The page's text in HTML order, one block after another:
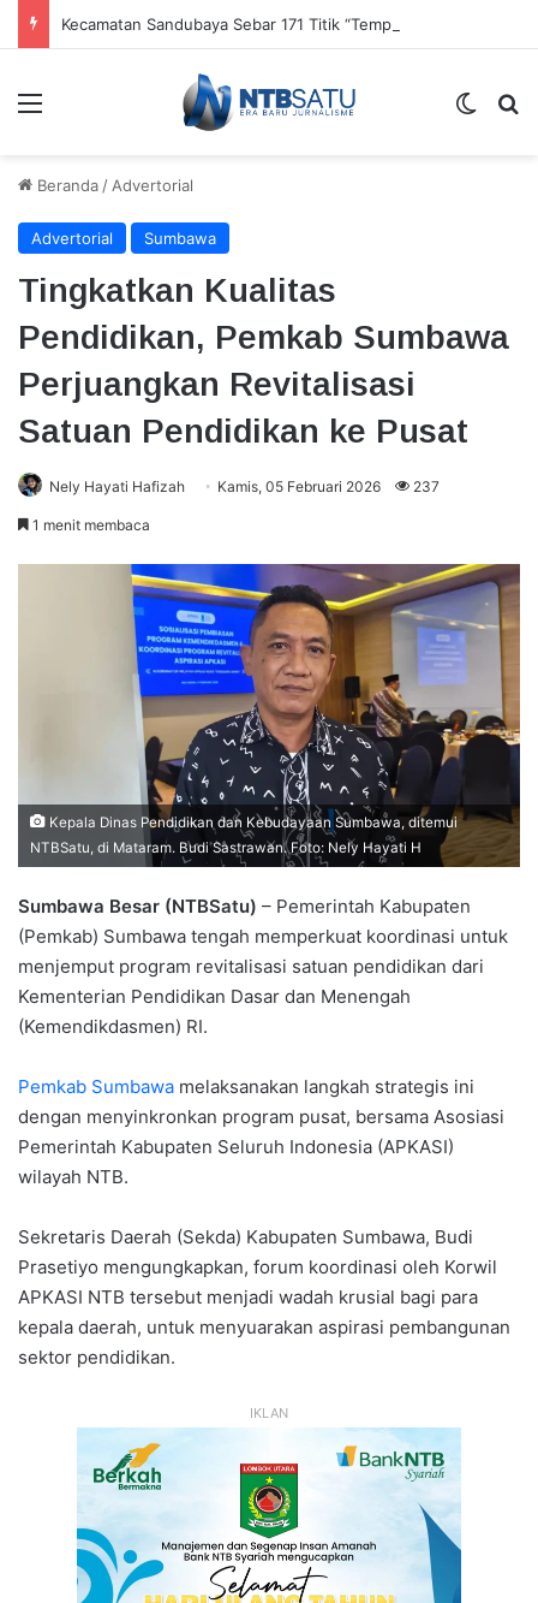
Menu
Beranda / Advertorial
Advertorial Sumbawa
Tingkatkan Kualitas
Pendidikan, Pemkab Sumbawa
Perjuangkan Revitalisasi
Satuan Pendidikan ke Pusat
Nely Hayati Hafizah Kamis, 05 Februari 2026 237
1 menit membaca
Kepala Dinas Pendidikan dan Kebudayaan Sumbawa, ditemui
NTBSatu, di Mataram. Budi Sastrawan. Foto: Nely Hayati H
Sumbawa Besar (NTBSatu) – Pemerintah Kabupaten
(Pemkab) Sumbawa tengah memperkuat koordinasi untuk
menjemput program revitalisasi satuan pendidikan dari
Kementerian Pendidikan Dasar dan Menengah
(Kemendikdasmen) RI.
Pemkab Sumbawa melaksanakan langkah strategis ini
dengan menyinkronkan program pusat, bersama Asosiasi
Pemerintah Kabupaten Seluruh Indonesia (APKASI)
wilayah NTB.
​Sekretaris Daerah (Sekda) Kabupaten Sumbawa, Budi
Prasetiyo mengungkapkan, forum koordinasi oleh Korwil
APKASI NTB tersebut menjadi wadah krusial bagi para
kepala daerah, untuk menyuarakan aspirasi pembangunan
sektor pendidikan.
IKLAN